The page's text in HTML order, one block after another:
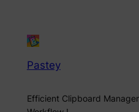
Pastey
Efficient Clipboard